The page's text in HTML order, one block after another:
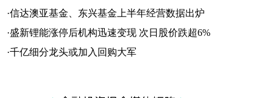
·信达澳亚基金、东兴基金上半年经营数据出炉
·盛新锂能涨停后机构迅速变现 次日股价跌超6%
·千亿细分龙头或加入回购大军
一点号 百家号 网易号